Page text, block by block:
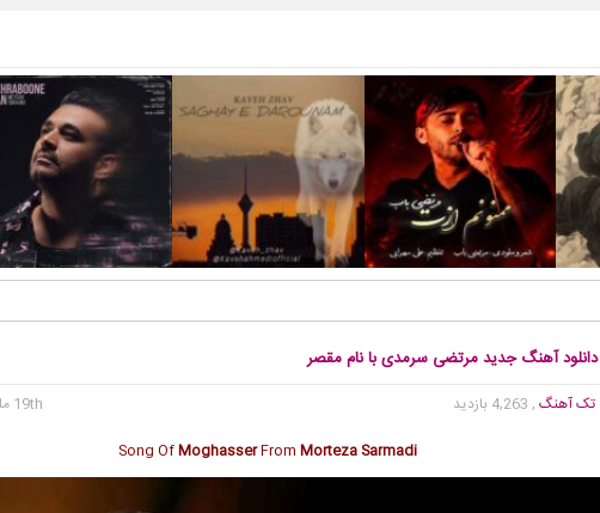
دانلود آهنگ جدید مرتضی سرمدی با نام مقصر
تک آهنگ, 4,263 بازدید
19th مارس 2018
Song OfMoghasserFromMorteza Sarmadi